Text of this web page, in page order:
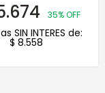
35% OFF
SIN INTERES de:
$ 8.558